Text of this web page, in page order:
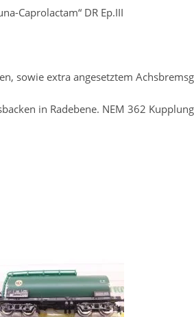
Caprolactam“ DR Ep.III
sowie extra angesetztem
in Radebene. NEM 362